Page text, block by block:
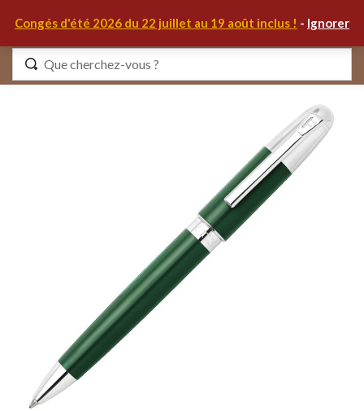
Congés d'été 2026 du 22 juillet au 19 août inclus ! - Ignorer
Identifiez-vous
Mot de passe oublié ?
S'IDENTIFIER
MON COMPTE